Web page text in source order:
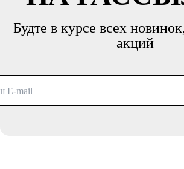
Будте в курсе всех
акций